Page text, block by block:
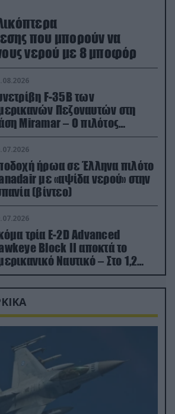
που μπορούν να
νερού με 8 μποφόρ
F-35B των
Πεζοναυτών στη
Miramar – Ο πιλότος
εγκαίρως
ήρωα σε Έλληνα πιλότο
με «αψίδα νερού» στην
(βίντεο)
τρία E-2D Advanced
Block II αποκτά το
Ναυτικό – Στο 1,2
το κόστος